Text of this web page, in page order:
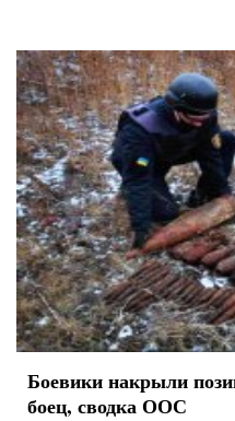
Боевики накрыли
боец, сводка ООС